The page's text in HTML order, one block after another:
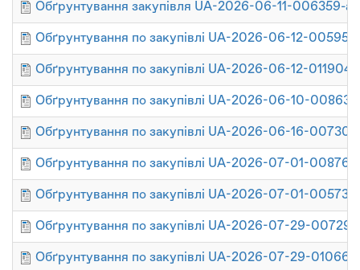
Обґрунтування закупівля UA-2026-06-11-006359-a
Обґрунтування по закупівлі UA-2026-06-12-005951-
Обґрунтування по закупівлі UA-2026-06-12-011904-
Обґрунтування по закупівлі UA-2026-06-10-
Обґрунтування по закупівлі UA-2026-06-16-
Обґрунтування по закупівлі UA-2026-07-01-
Обґрунтування по закупівлі UA-2026-07-01-
Обґрунтування по закупівлі UA-2026-07-29-
Обґрунтування по закупівлі UA-2026-07-29-